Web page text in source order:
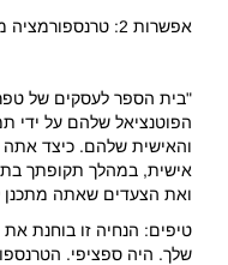
אפשרות 2: טרנספורמציה מקצועית ואישית
"בית הספר לעסקים של טפר
הפוטנציאל שלהם על ידי
והאישית שלהם. כיצד אתה
אישית, במהלך תקופתך
ואת הצעדים שאתה מתכנן
טיפים: הנחיה זו בוחנת
שלך. היה ספציפי.